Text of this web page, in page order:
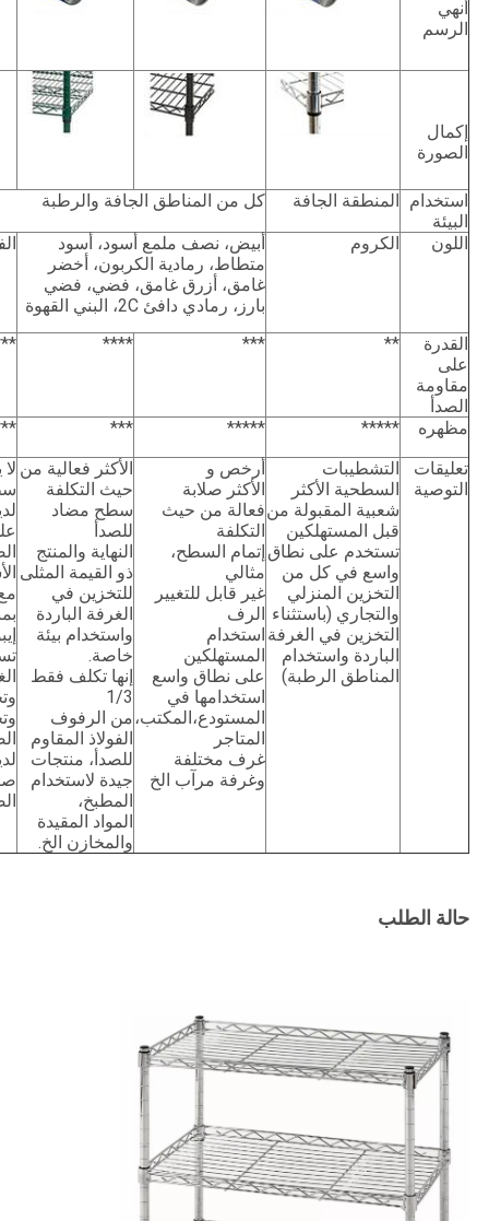
أنهي
الرسم
إكمال
الصورة
استخدام
البيئة
المنطقة الجافة كل من المناطق الجافة والرطبة
اللون الكروم
أبيض، نصف ملمع أسود، أسود
متطاط، رمادية الكربون، أخضر
غامق، أزرق غامق، فضي، فضي
بارز، رمادي دافئ 2C، البني القهوة
القدرة
على
مقاومة
الصدأ
**
***
****
مظهره *****
*****
***
تعليقات
التوصية
التشطيبات
السطحية الأكثر
شعبية المقبولة من
قبل المستهلكين
تستخدم على نطاق
واسع في كل من
التخزين المنزلي
والتجاري (باستثناء
التخزين في الغرفة
الباردة واستخدام
المناطق الرطبة)
أرخص و
الأكثر صلابة
فعالة من حيث
التكلفة
إتمام السطح،
مثالي
غير قابل للتغيير
الرف
استخدام
المستهلكين
على نطاق واسع
استخدامها في
المستودع،المكتب،
المتاجر
غرف مختلفة
وغرفة مرآب الخ
الأكثر فعالية من
حيث التكلفة
سطح مضاد
للصدأ
النهاية والمنتج
ذو القيمة المثلى
للتخزين في
الغرفة الباردة
واستخدام بيئة
خاصة.
إنها تكلف فقط
1/3
من الرفوف
الفولاذ المقاوم
للصدأ، منتجات
جيدة لاستخدام
المطبخ،
المواد المقيدة
والمخازن الخ.
حالة الطلب